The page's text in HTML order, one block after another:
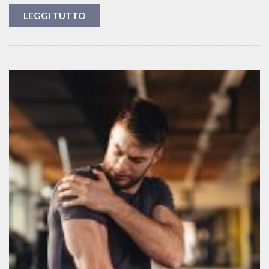
LEGGI TUTTO